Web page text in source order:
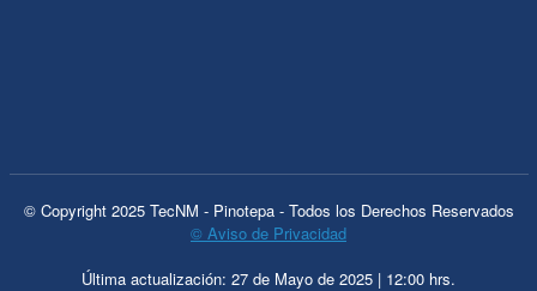
© Copyright 2025 TecNM - Pinotepa - Todos los Derechos Reservados
© Aviso de Privacidad
Última actualización: 27 de Mayo de 2025 | 12:00 hrs.